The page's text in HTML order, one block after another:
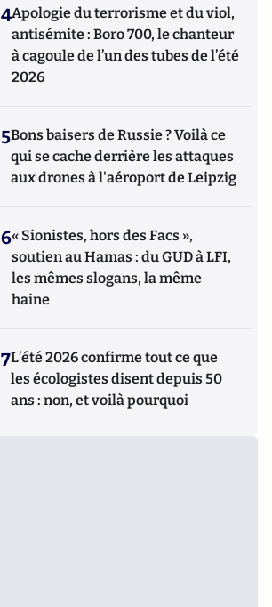
4Apologie du terrorisme et du viol,
antisémite : Boro 700, le chanteur
à cagoule de l’un des tubes de l’été
2026
5Bons baisers de Russie ? Voilà ce
qui se cache derrière les attaques
aux drones à l'aéroport de Leipzig
6« Sionistes, hors des Facs »,
soutien au Hamas : du GUD à LFI,
les mêmes slogans, la même
haine
7L’été 2026 confirme tout ce que
les écologistes disent depuis 50
ans : non, et voilà pourquoi